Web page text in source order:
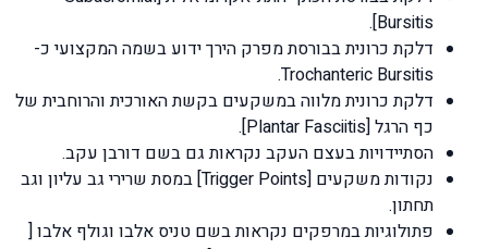
Bursitis].
דלקת כרונית בבורסת מפרק הירך ידוע בשמה המקצועי כ-
Trochanteric Bursitis.
דלקת כרונית מלווה במשקעים בקשת האורכית והרוחבית של
כף הרגל [Plantar Fasciitis].
הסתיידויות בעצם העקב נקראות גם בשם דורבן עקב.
נקודות משקעים [Trigger Points] במסת שרירי גב עליון וגב
תחתון.
פתולוגיות במרפקים נקראות בשם טניס אלבו וגולף אלבו [